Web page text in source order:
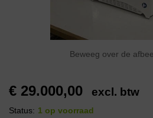
Beweeg over de
€ 29.000,00 excl. btw
Status: 1 op voorraad